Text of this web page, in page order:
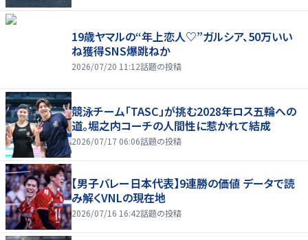
19歳ヤマルの“年上恋人♡”ガルシア、50万いい
ね獲得SNS爆跳ねか
2026/07/20 11:12話題の投稿
競泳チーム「TASC」が挑む2028年ロス五輪への
道。堀之内コーチの人間性に惹かれて結成
2026/07/17 06:06話題の投稿
【男子バレー日本代表】9連勝の価値 データで読
み解くVNLの現在地
2026/07/16 16:42話題の投稿